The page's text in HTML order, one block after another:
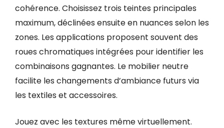
cohérence. Choisissez trois teintes principales
maximum, déclinées ensuite en nuances selon les
zones. Les applications proposent souvent des
roues chromatiques intégrées pour identifier les
combinaisons gagnantes. Le mobilier neutre
facilite les changements d’ambiance futurs via
les textiles et accessoires.
Jouez avec les textures même virtuellement.